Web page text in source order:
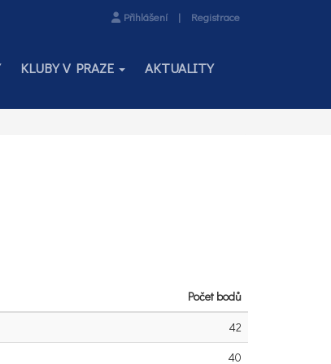
Přihlášení | Registrace
KLUBY V PRAZE AKTUALITY
Počet bodů
42
40